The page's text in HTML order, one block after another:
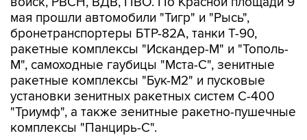
мая прошли автомобили "Тигр" и "Рысь",
бронетранспортеры БТР-82А, танки Т-90,
ракетные комплексы "Искандер-М" и "Тополь-
М", самоходные гаубицы "Мста-С", зенитные
ракетные комплексы "Бук-М2" и пусковые
установки зенитных ракетных систем С-400
"Триумф", а также зенитные ракетно-пушечные
комплексы "Панцирь-С".